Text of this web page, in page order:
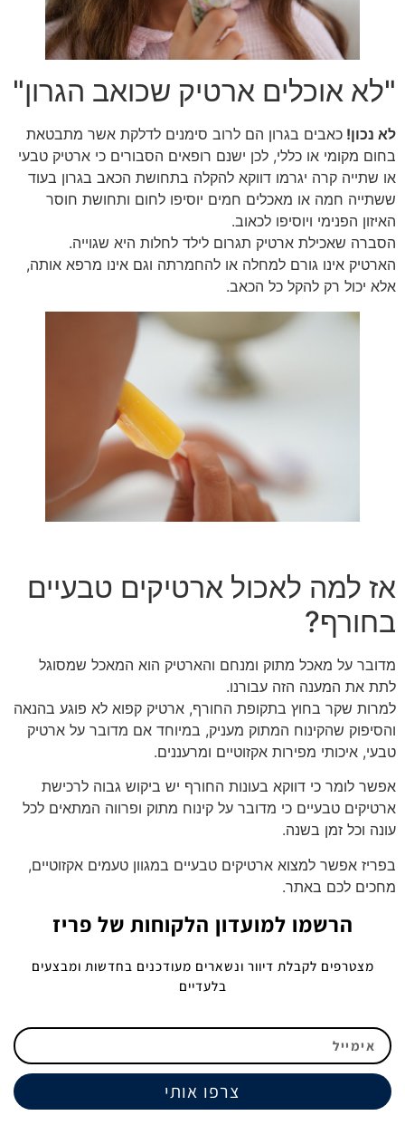
"לא אוכלים ארטיק שכואב הגרון"
לא נכון! כאבים בגרון הם לרוב סימנים לדלקת אשר מתבטאת
בחום מקומי או כללי, לכן ישנם רופאים הסבורים כי ארטיק טבעי
או שתייה קרה יגרמו דווקא להקלה בתחושת הכאב בגרון בעוד
ששתייה חמה או מאכלים חמים יוסיפו לחום ותחושת חוסר
האיזון הפנימי ויוסיפו לכאוב.
הסברה שאכילת ארטיק תגרום לילד לחלות היא שגוייה.
הארטיק אינו גורם למחלה או להחמרתה וגם אינו מרפא אותה,
אלא יכול רק להקל כל הכאב.
אז למה לאכול ארטיקים טבעיים
בחורף?
מדובר על מאכל מתוק ומנחם והארטיק הוא המאכל שמסוגל
לתת את המענה הזה עבורנו.
למרות שקר בחוץ בתקופת החורף, ארטיק קפוא לא פוגע בהנאה
והסיפוק שהקינוח המתוק מעניק, במיוחד אם מדובר על ארטיק
טבעי, איכותי מפירות אקזוטיים ומרעננים.
אפשר לומר כי דווקא בעונות החורף יש ביקוש גבוה לרכישת
ארטיקים טבעיים כי מדובר על קינוח מתוק ופרווה המתאים לכל
עונה וכל זמן בשנה.
בפריז אפשר למצוא ארטיקים טבעיים במגוון טעמים אקזוטיים,
מחכים לכם באתר.
הרשמו למועדון הלקוחות של פריז
מצטרפים לקבלת דיוור ונשארים מעודכנים בחדשות ומבצעים
בלעדיים
צרפו אותי